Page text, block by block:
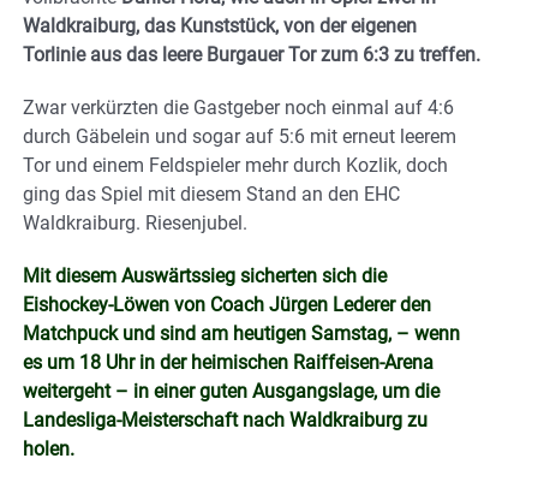
Waldkraiburg, das Kunststück, von der eigenen
Torlinie aus das leere Burgauer Tor zum 6:3 zu treffen.
Zwar verkürzten die Gastgeber noch einmal auf 4:6
durch Gäbelein und sogar auf 5:6 mit erneut leerem
Tor und einem Feldspieler mehr durch Kozlik, doch
ging das Spiel mit diesem Stand an den EHC
Waldkraiburg. Riesenjubel.
Mit diesem Auswärtssieg sicherten sich die
Eishockey-Löwen von Coach Jürgen Lederer den
Matchpuck und sind am heutigen Samstag, – wenn
es um 18 Uhr in der heimischen Raiffeisen-Arena
weitergeht – in einer guten Ausgangslage, um die
Landesliga-Meisterschaft nach Waldkraiburg zu
holen.